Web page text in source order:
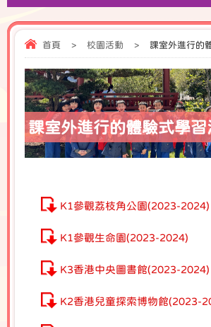
首頁 > 校園活動 > 課室外進行的
課室外進行的體驗式學習
K1參觀荔枝角公園(2023-2024)
K1參觀生命園(2023-2024)
K3香港中央圖書館(2023-2024)
K2香港兒童探索博物館(2023-